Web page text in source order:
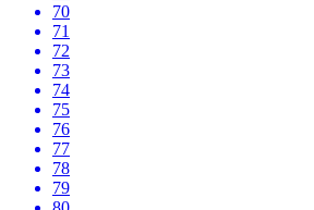
70
71
72
73
74
75
76
77
78
79